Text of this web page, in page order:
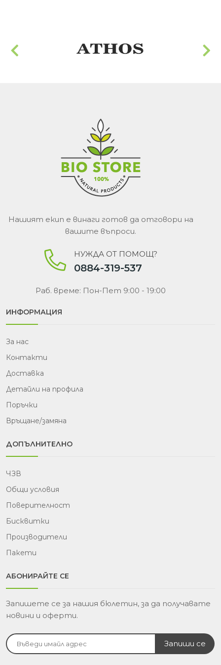
Нашият екип е винаги готов да отговори на
вашите въпроси.
НУЖДА ОТ ПОМОЩ?
0884-319-537
Раб. време: Пон-Пет 9:00 - 19:00
ИНФОРМАЦИЯ
За нас
Контакти
Доставка
Детайли на профила
Поръчки
Връщане/замяна
ДОПЪЛНИТЕЛНО
ЧЗВ
Общи условия
Поверителност
Бисквитки
Производители
Пакети
АБОНИРАЙТЕ СЕ
Запишете се за нашия бюлетин, за да получавате
новини и оферти.